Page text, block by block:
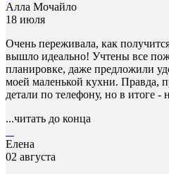
Алла Мочайло
18 июля
Очень переживала, как
вышло идеально! Учтены все
планировке, даже предложили
моей маленькой кухни. Правда,
детали по телефону, но в итоге -
...читать до конца
Елена
02 августа